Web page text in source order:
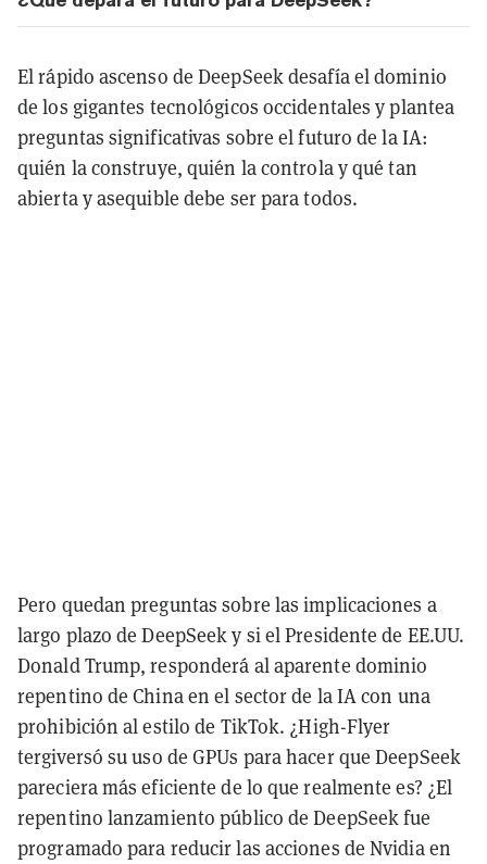
El rápido ascenso de DeepSeek desafía el dominio
de los gigantes tecnológicos occidentales y plantea
preguntas significativas sobre el futuro de la IA:
quién la construye, quién la controla y qué tan
abierta y asequible debe ser para todos.
Pero quedan preguntas sobre las implicaciones a
largo plazo de DeepSeek y si el Presidente de EE.UU.
Donald Trump, responderá al aparente dominio
repentino de China en el sector de la IA con una
prohibición al estilo de TikTok. ¿High-Flyer
tergiversó su uso de GPUs para hacer que DeepSeek
pareciera más eficiente de lo que realmente es? ¿El
repentino lanzamiento público de DeepSeek fue
programado para reducir las acciones de Nvidia en